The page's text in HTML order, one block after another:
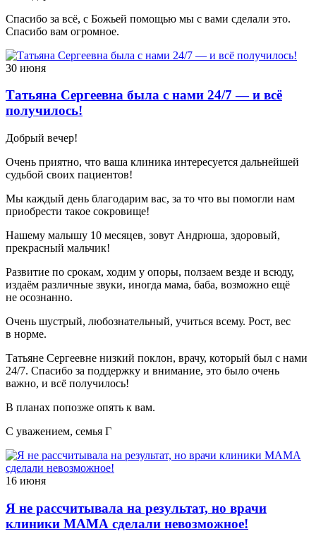
Спасибо за всё, с Божьей помощью мы с вами сделали это.
Спасибо вам огромное.
30 июня
Татьяна Сергеевна была с нами 24/7 — и всё
получилось!
Добрый вечер!
Очень приятно, что ваша клиника интересуется дальнейшей
судьбой своих пациентов!
Мы каждый день благодарим вас, за то что вы помогли нам
приобрести такое сокровище!
Нашему малышу 10 месяцев, зовут Андрюша, здоровый,
прекрасный мальчик!
Развитие по срокам, ходим у опоры, ползаем везде и всюду,
издаём различные звуки, иногда мама, баба, возможно ещё
не осознанно.
Очень шустрый, любознательный, учиться всему. Рост, вес
в норме.
Татьяне Сергеевне низкий поклон, врачу, который был с нами
24/7. Спасибо за поддержку и внимание, это было очень
важно, и всё получилось!
В планах попозже опять к вам.
С уважением, семья Г
16 июня
Я не рассчитывала на результат, но врачи
клиники МАМА сделали невозможное!